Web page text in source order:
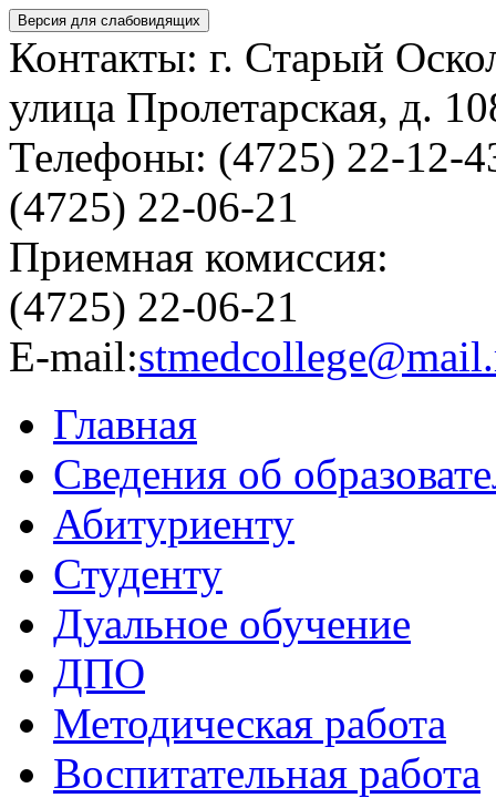
Версия для слабовидящих
Контакты: г. Старый
улица Пролетарская, д.
Телефоны: (4725) 22-12-
(4725) 22-06-21
Приемная комиссия:
(4725) 22-06-21
E-mail:
Главная
Сведения об
Абитуриенту
Студенту
Дуальное обучение
ДПО
Методическая работа
Воспитательная работа